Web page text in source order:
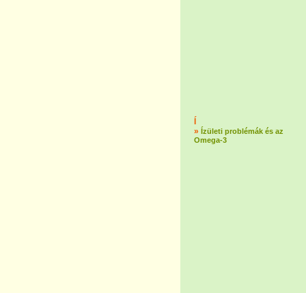
» Ízületi problémák és az
Omega-3